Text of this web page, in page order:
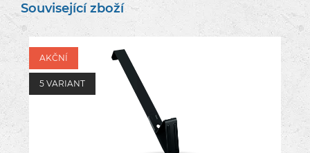
Související zboží
AKČNÍ
5 VARIANT